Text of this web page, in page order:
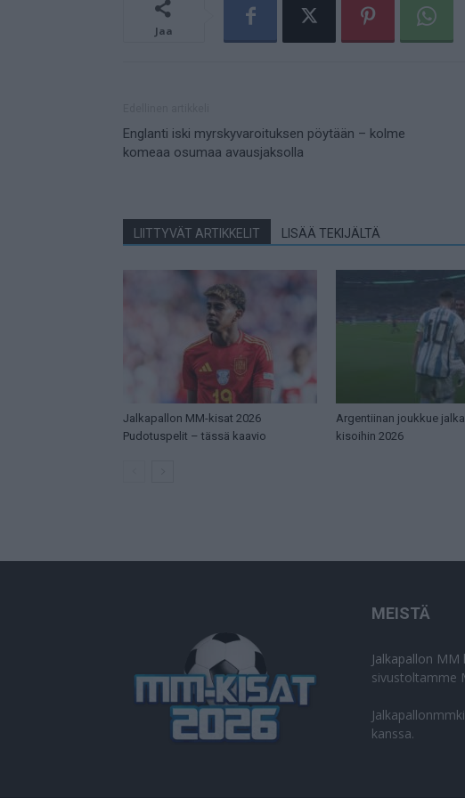
Jaa
Englanti iski myrskyvaroituksen pöytään – kolme
komeaa osumaa avausjaksolla
LIITTYVÄT ARTIKKELIT LISÄÄ TEKIJÄLTÄ
Jalkapallon MM-kisat 2026
Pudotuspelit – tässä kaavio
Argentiinan joukkue
kisoihin 2026
MEISTÄ
Jalkapallon MM
sivustoltamme
kanssa.